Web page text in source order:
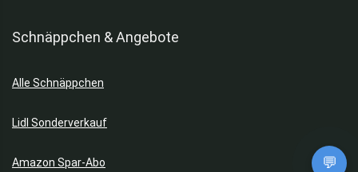
Schnäppchen & Angebote
Alle Schnäppchen
Lidl Sonderverkauf
Amazon Spar-Abo 💬